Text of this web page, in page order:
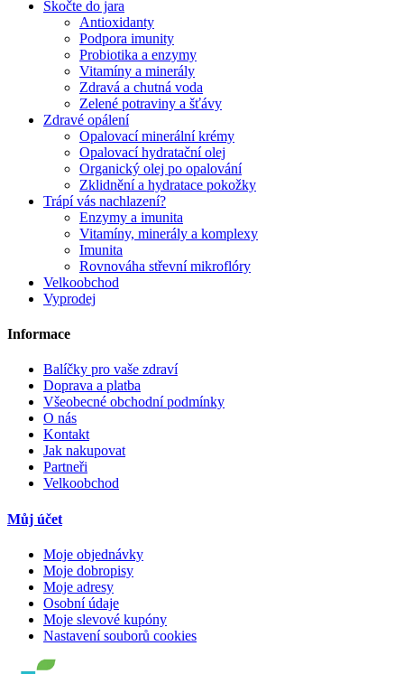
Skočte do jara
Antioxidanty
Podpora imunity
Probiotika a enzymy
Vitamíny a minerály
Zdravá a chutná voda
Zelené potraviny a šťávy
Zdravé opálení
Opalovací minerální krémy
Opalovací hydratační olej
Organický olej po opalování
Zklidnění a hydratace pokožky
Trápí vás nachlazení?
Enzymy a imunita
Vitamíny, minerály a komplexy
Imunita
Rovnováha střevní mikroflóry
Velkoobchod
Vyprodej
Informace
Balíčky pro vaše zdraví
Doprava a platba
Všeobecné obchodní podmínky
O nás
Kontakt
Jak nakupovat
Partneři
Velkoobchod
Můj účet
Moje objednávky
Moje dobropisy
Moje adresy
Osobní údaje
Moje slevové kupóny
Nastavení souborů cookies